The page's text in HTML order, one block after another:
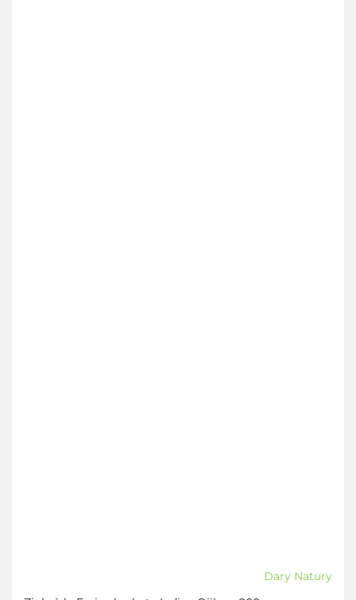
Dary Natury